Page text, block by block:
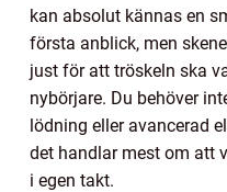
kan absolut kännas en
första anblick, men
just för att tröskeln ska
nybörjare. Du behöver
lödning eller avancerad
det handlar mest om att
i egen takt.